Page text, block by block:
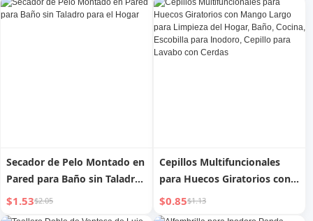
Frotar la Espalda Toalla de
Tapa de Baño
Secador de Pelo Montado en
Pared para Baño sin Taladro
para el Hogar
$1.53$2.05
Cepillos Multifuncionales
para Huecos Giratorios con
Mango Largo para Limpieza
del Hogar, Baño, Cocina,
$0.85$1.13